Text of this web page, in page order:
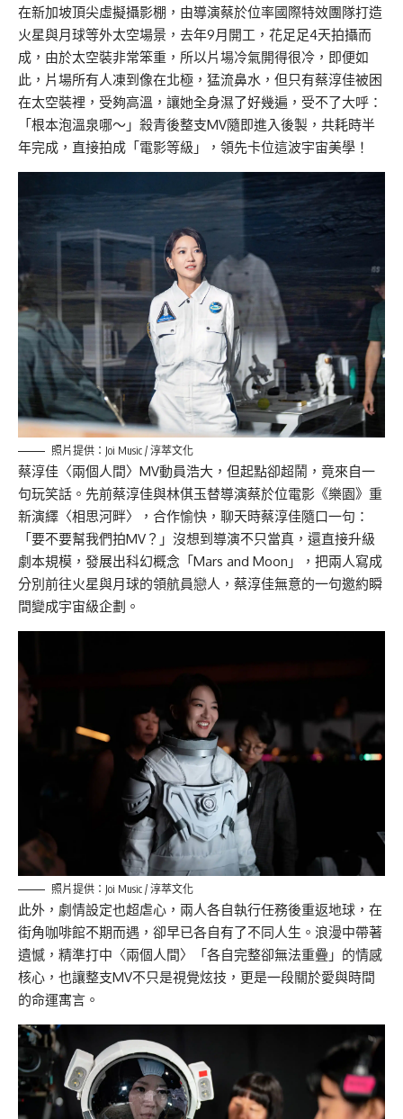
在新加坡頂尖虛擬攝影棚，由導演蔡於位率國際特效團隊打造
火星與月球等外太空場景，去年9月開工，花足足4天拍攝而
成，由於太空裝非常笨重，所以片場冷氣開得很冷，即便如
此，片場所有人凍到像在北極，猛流鼻水，但只有蔡淳佳被困
在太空裝裡，受夠高溫，讓她全身濕了好幾遍，受不了大呼：
「根本泡溫泉哪～」殺青後整支MV隨即進入後製，共耗時半
年完成，直接拍成「電影等級」，領先卡位這波宇宙美學！
照片提供：Joi Music / 淳萃文化
蔡淳佳〈兩個人間〉MV動員浩大，但起點卻超鬧，竟來自一
句玩笑話。先前蔡淳佳與林倛玉替導演蔡於位電影《樂園》重
新演繹〈相思河畔〉，合作愉快，聊天時蔡淳佳隨口一句：
「要不要幫我們拍MV？」沒想到導演不只當真，還直接升級
劇本規模，發展出科幻概念「Mars and Moon」，把兩人寫成
分別前往火星與月球的領航員戀人，蔡淳佳無意的一句邀約瞬
間變成宇宙級企劃。
照片提供：Joi Music / 淳萃文化
此外，劇情設定也超虐心，兩人各自執行任務後重返地球，在
街角咖啡館不期而遇，卻早已各自有了不同人生。浪漫中帶著
遺憾，精準打中〈兩個人間〉「各自完整卻無法重疊」的情感
核心，也讓整支MV不只是視覺炫技，更是一段關於愛與時間
的命運寓言。